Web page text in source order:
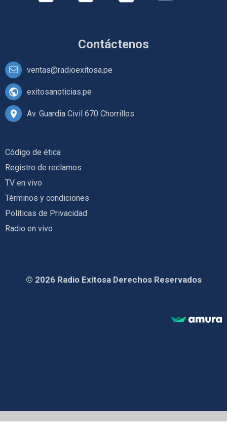
Contáctenos
ventas@radioexitosa.pe
exitosanoticias.pe
Av. Guardia Civil 670 Chorrillos
Código de ética
Registro de reclamos
TV en vivo
Términos y condiciones
Políticas de Privacidad
Radio en vivo
© 2026 Radio Exitosa Derechos Reservados